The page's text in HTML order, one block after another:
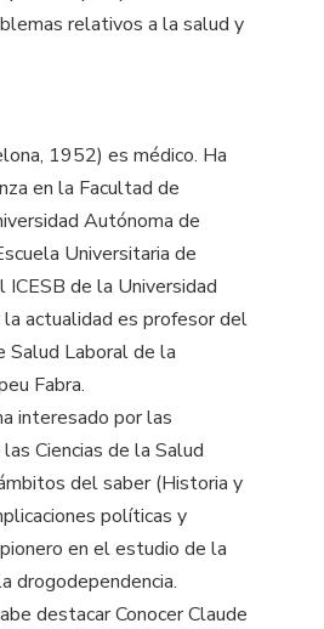
relativos a la salud y
1952) es médico. Ha
en la Facultad de
Autónoma de
Universitaria de
ICESB de la Universidad
actualidad es profesor del
Salud Laboral de la
Fabra.
interesado por las
Ciencias de la Salud
del saber (Historia y
políticas y
en el estudio de la
drogodependencia.
destacar Conocer Claude